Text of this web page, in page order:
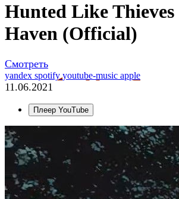
Hunted Like
Haven (Official)
Смотреть
yandex spotifyyoutube-music apple
11.06.2021
Плеер YouTube